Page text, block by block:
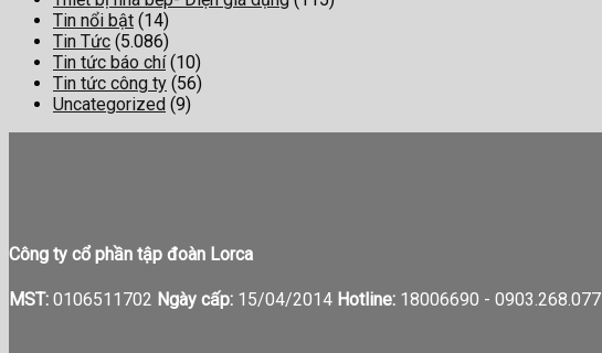
Tin nổi bật (14)
Tin Tức (5.086)
Tin tức báo chí(10)
Tin tức công ty (56)
Uncategorized (9)
Công ty cổ phần tập đoàn Lorca
MST: 0106511702 Ngày cấp: 15/04/2014 Hotline: 18006690 - 0903.268.077